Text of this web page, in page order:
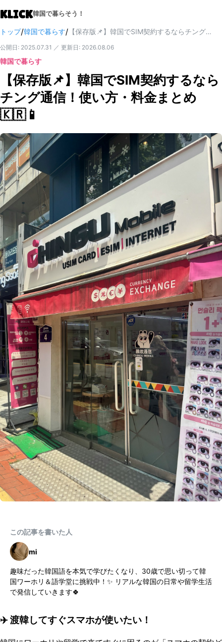
KLICK韓国で暮らそう！
トップ/韓国で暮らす/ 【保存版📌】韓国でSIM契約するならチング通信！使い方・料金まとめ🇰🇷📱
公開日 : 2025.07.31 ／ 更新日 : 2026.08.06
韓国で暮らす
【保存版📌】韓国でSIM契約するなら
チング通信！使い方・料金まとめ
🇰🇷📱
この記事を書いた人
mi
趣味だった韓国語を本気で学びたくなり、30歳で思い切って韓
国ワーホリ＆語学堂に挑戦中！✨ リアルな韓国の日常や留学生活
で発信していきます🍀
✈️ 渡韓してすぐスマホが使いたい！